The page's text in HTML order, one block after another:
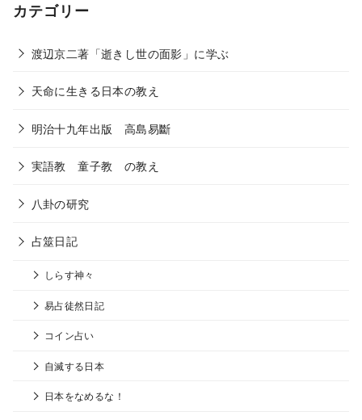
カテゴリー
渡辺京二著「逝きし世の面影」に学ぶ
天命に生きる日本の教え
明治十九年出版 高島易斷
実語教 童子教 の教え
八卦の研究
占筮日記
しらす神々
易占徒然日記
コイン占い
自滅する日本
日本をなめるな！